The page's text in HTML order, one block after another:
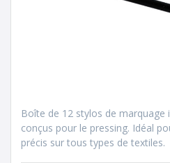
Boîte de 12 stylos de marquage
conçus pour le pressing. Idéal
précis sur tous types de textiles.